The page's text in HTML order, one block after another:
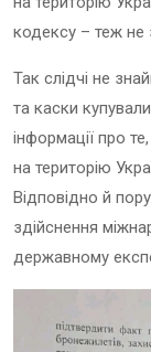
кодексу – теж не
Так слідчі не
та каски
інформації про
на територію
Відповідно й
здійснення
державному